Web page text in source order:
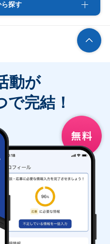
探す
動が
で完結！